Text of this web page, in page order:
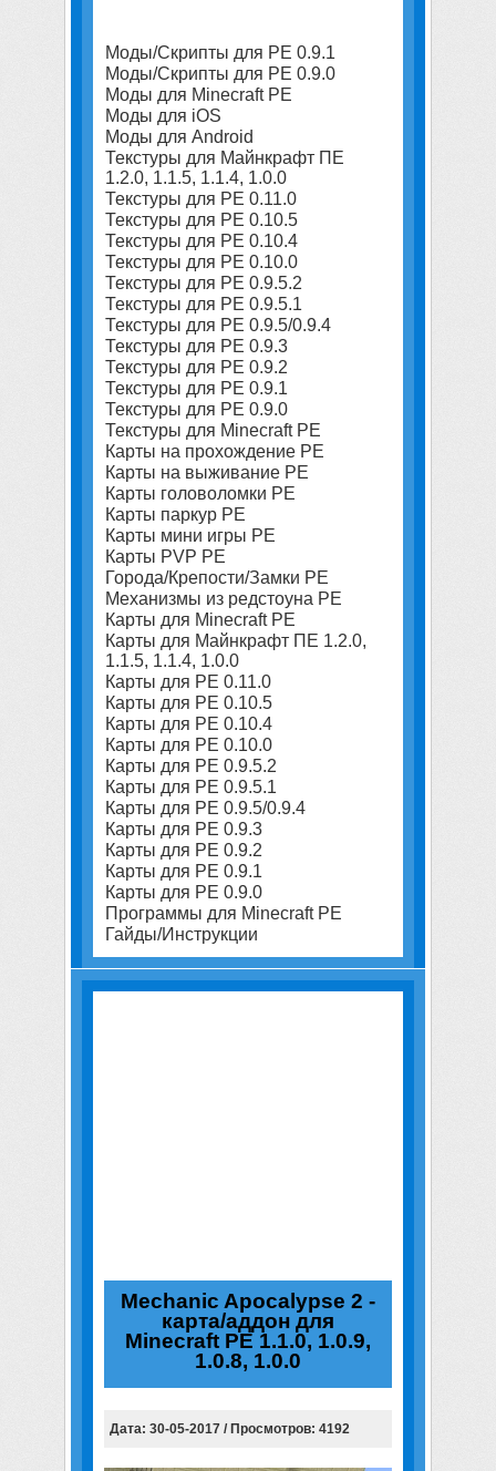
Моды/Скрипты для PE 0.9.1
Моды/Скрипты для PE 0.9.0
Моды для Minecraft PE
Моды для iOS
Моды для Android
Текстуры для Майнкрафт ПЕ
1.2.0, 1.1.5, 1.1.4, 1.0.0
Текстуры для PE 0.11.0
Текстуры для PE 0.10.5
Текстуры для PE 0.10.4
Текстуры для PE 0.10.0
Текстуры для PE 0.9.5.2
Текстуры для PE 0.9.5.1
Текстуры для PE 0.9.5/0.9.4
Текстуры для PE 0.9.3
Текстуры для PE 0.9.2
Текстуры для PE 0.9.1
Текстуры для PE 0.9.0
Текстуры для Minecraft PE
Карты на прохождение PE
Карты на выживание PE
Карты головоломки PE
Карты паркур PE
Карты мини игры PE
Карты PVP PE
Города/Крепости/Замки PE
Механизмы из редстоуна PE
Карты для Minecraft PE
Карты для Майнкрафт ПЕ 1.2.0,
1.1.5, 1.1.4, 1.0.0
Карты для PE 0.11.0
Карты для PE 0.10.5
Карты для PE 0.10.4
Карты для PE 0.10.0
Карты для PE 0.9.5.2
Карты для PE 0.9.5.1
Карты для PE 0.9.5/0.9.4
Карты для PE 0.9.3
Карты для PE 0.9.2
Карты для PE 0.9.1
Карты для PE 0.9.0
Программы для Minecraft PE
Гайды/Инструкции
Mechanic Apocalypse 2 -
карта/аддон для
Minecraft PE 1.1.0, 1.0.9,
1.0.8, 1.0.0
Дата: 30-05-2017 / Просмотров: 4192